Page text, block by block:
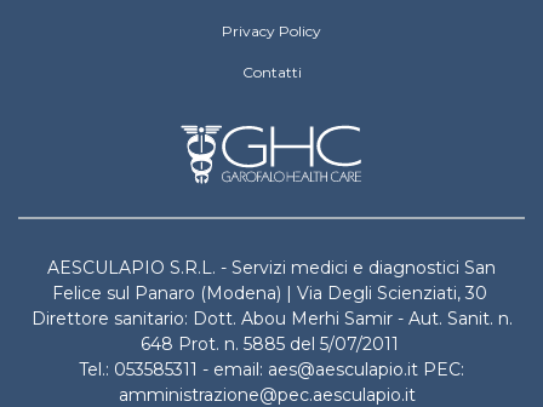
Privacy Policy
Contatti
AESCULAPIO S.R.L. - Servizi medici e diagnostici San
Felice sul Panaro (Modena) | Via Degli Scienziati, 30
Direttore sanitario: Dott. Abou Merhi Samir - Aut. Sanit. n.
648 Prot. n. 5885 del 5/07/2011
Tel.: 053585311 - email: aes@aesculapio.it PEC:
amministrazione@pec.aesculapio.it